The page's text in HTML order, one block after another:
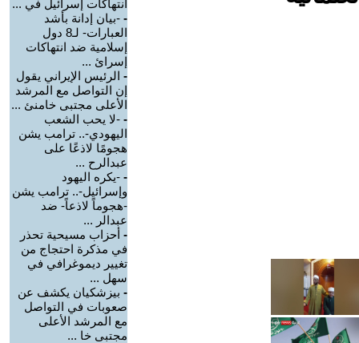
انتهاكات إسرائيل في ...
- -بيان إدانة بأشد
العبارات- لـ8 دول
إسلامية ضد انتهاكات
إسرائ ...
- الرئيس الإيراني يقول
إن التواصل مع المرشد
الأعلى مجتبى خامنئ ...
- -لا يحب الشعب
اليهودي-.. ترامب يشن
هجومًا لاذعًا على
عبدالرح ...
- -يكره اليهود
وإسرائيل-.. ترامب يشن
-هجوماً لاذعاً- ضد
عبدالر ...
- أحزاب مسيحية تحذر
في مذكرة احتجاج من
تغيير ديموغرافي في
سهل ...
- بيزشكيان يكشف عن
صعوبات في التواصل
مع المرشد الأعلى
مجتبى خا ...